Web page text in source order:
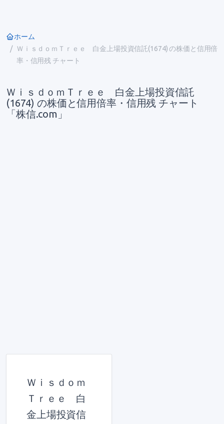
ホーム
ＷｉｓｄｏｍＴｒｅｅ 白金上場投資信託(1674) の株価と信用倍
率・信用残 チャート
ＷｉｓｄｏｍＴｒｅｅ 白金上場投資信託
(1674) の株価と信用倍率・信用残 チャート
「株信.com」
Ｗｉｓｄｏｍ
Ｔｒｅｅ 白
金上場投資信